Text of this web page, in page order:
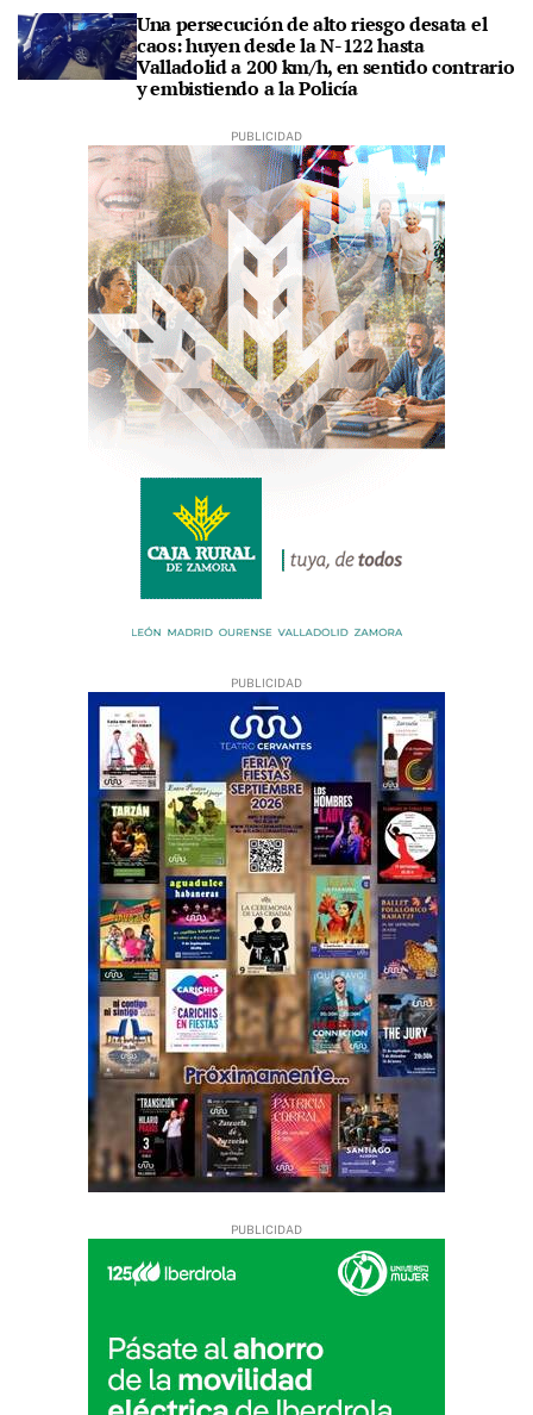
Una persecución de alto riesgo desata el
caos: huyen desde la N-122 hasta
Valladolid a 200 km/h, en sentido contrario
y embistiendo a la Policía